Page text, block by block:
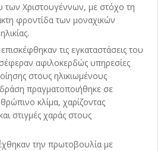
των Χριστουγέννων, με στόχο τη
φροντίδα των μοναχικών
τις εγκαταστάσεις του
αφιλοκερδώς υπηρεσίες
στους ηλικιωμένους
πραγματοποιήθηκε σε
κλίμα, χαρίζοντας
στιγμές χαράς στους
την πρωτοβουλία με